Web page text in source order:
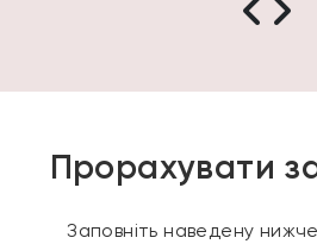
Прорахувати
Заповніть наведену